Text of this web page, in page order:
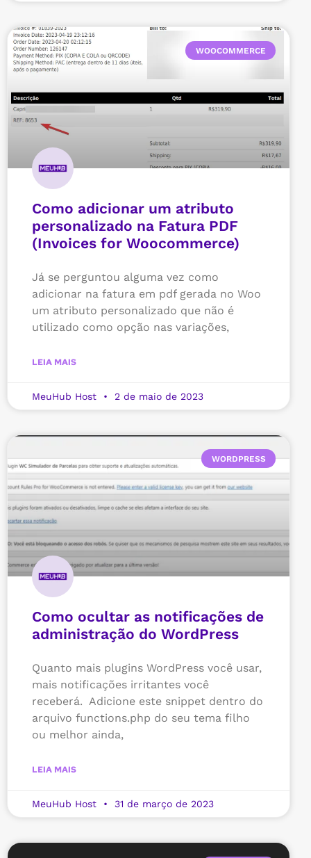
WOOCOMMERCE
Como adicionar um atributo
personalizado na Fatura PDF
(Invoices for Woocommerce)
Já se perguntou alguma vez como
adicionar na fatura em pdf gerada no Woo
um atributo personalizado que não é
utilizado como opção nas variações,
LEIA MAIS
MeuHub Host 2 de maio de 2023
WORDPRESS
Como ocultar as notificações de
administração do WordPress
Quanto mais plugins WordPress você usar,
mais notificações irritantes você
receberá. Adicione este snippet dentro do
arquivo functions.php do seu tema filho
ou melhor ainda,
LEIA MAIS
MeuHub Host 31 de março de 2023